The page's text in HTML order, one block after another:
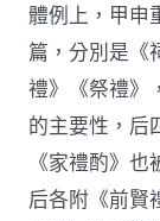
體例上，甲申
篇，分別是《
禮》《祭禮》
的主要性，后
《家禮酌》
后各附《前賢